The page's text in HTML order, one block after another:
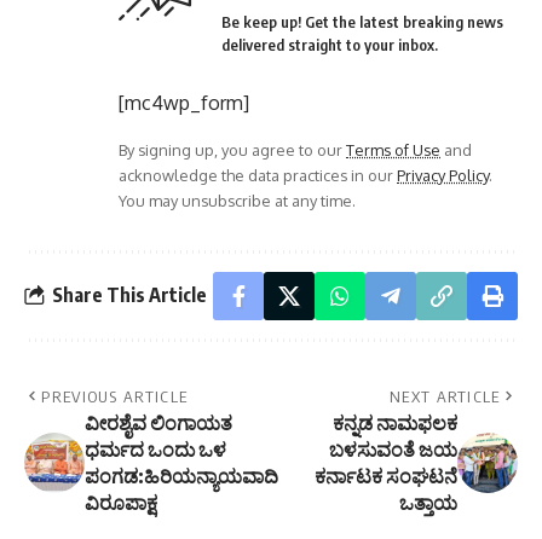
Be keep up! Get the latest breaking news
delivered straight to your inbox.
[mc4wp_form]
By signing up, you agree to ourTerms of Use and
acknowledge the data practices in ourPrivacy Policy.
You may unsubscribe at any time.
Share This Article
PREVIOUS ARTICLE
ವೀರಶೈವ ಲಿಂಗಾಯತ
ಧರ್ಮದ ಒಂದು ಒಳ
ಪಂಗಡ:ಹಿರಿಯನ್ಯಾಯವಾದಿ
ವಿರೂಪಾಕ್ಷ
NEXT ARTICLE
ಕನ್ನಡ ನಾಮಫಲಕ
ಬಳಸುವಂತೆ ಜಯ
ಕರ್ನಾಟಕ ಸಂಘಟನೆ
ಒತ್ತಾಯ